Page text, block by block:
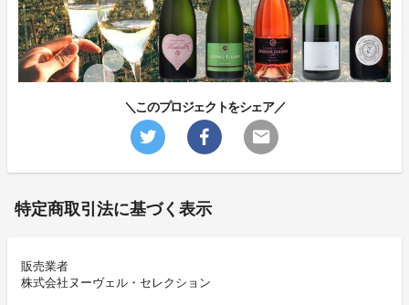
＼このプロジェクトをシェア／
特定商取引法に基づく表示
販売業者
株式会社ヌーヴェル・セレクション